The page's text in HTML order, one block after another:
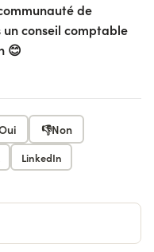
de
conseil comptable
😊
👎Non
LinkedIn